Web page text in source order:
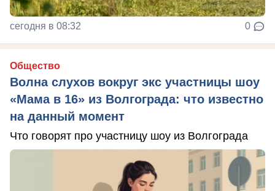
сегодня в 08:32 0
Общество
Волна слухов вокруг экс участницы шоу
«Мама в 16» из Волгограда: что известно
на данный момент
Что говорят про участницу шоу из Волгограда